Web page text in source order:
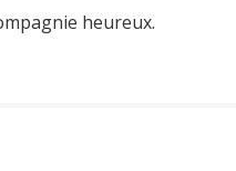
heureux.